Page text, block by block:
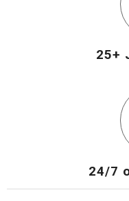
25+
24/7